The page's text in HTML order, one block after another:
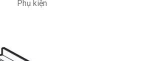
Phụ kiện